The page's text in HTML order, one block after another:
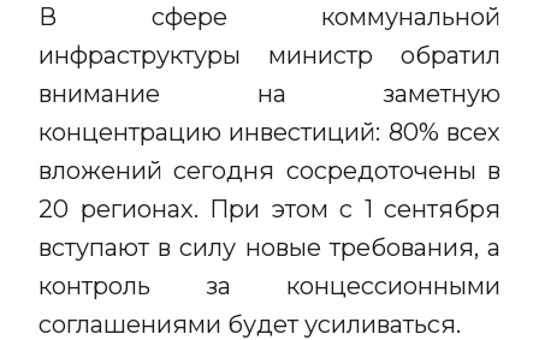
В сфере коммунальной
инфраструктуры министр обратил
внимание на заметную
концентрацию инвестиций: 80% всех
вложений сегодня сосредоточены в
20 регионах. При этом с 1 сентября
вступают в силу новые требования, а
контроль за концессионными
соглашениями будет усиливаться.